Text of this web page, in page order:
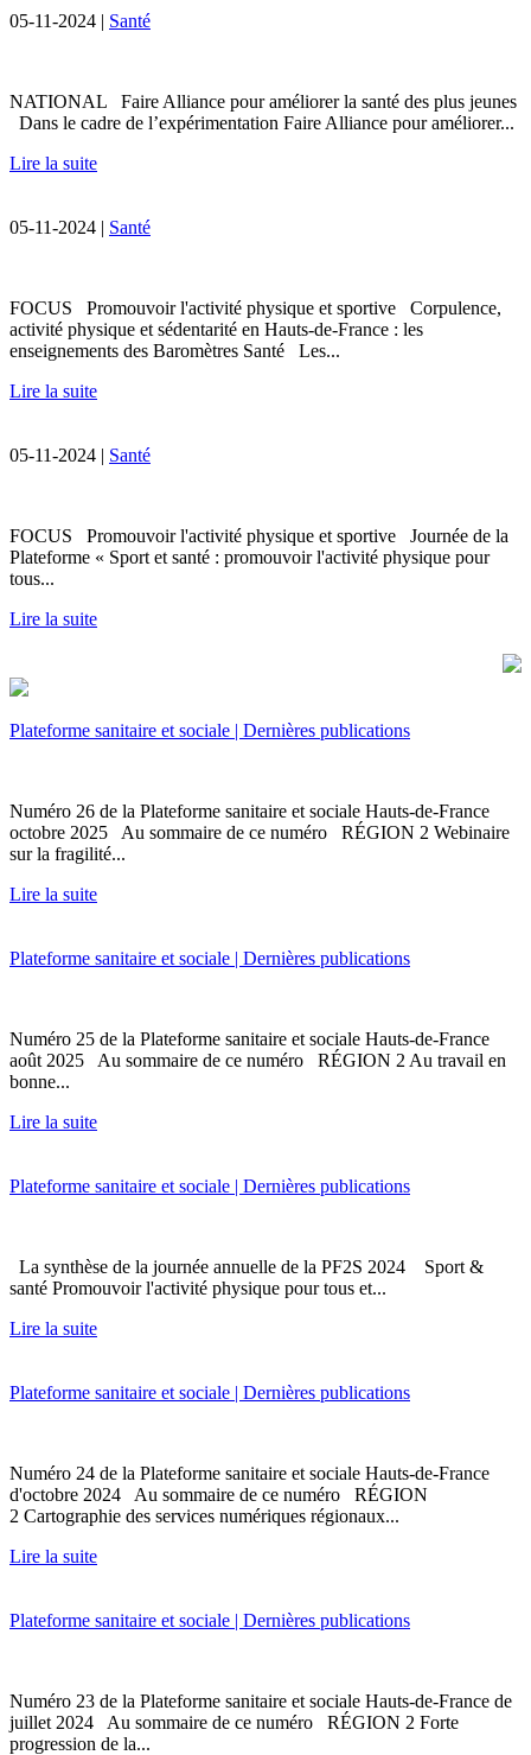
05-11-2024 | Santé
NATIONAL Faire Alliance pour améliorer la santé des plus jeunes
Dans le cadre de l’expérimentation Faire Alliance pour améliorer...
Lire la suite
05-11-2024 | Santé
FOCUS Promouvoir l'activité physique et sportive Corpulence,
activité physique et sédentarité en Hauts-de-France : les
enseignements des Baromètres Santé Les...
Lire la suite
05-11-2024 | Santé
FOCUS Promouvoir l'activité physique et sportive Journée de la
Plateforme « Sport et santé : promouvoir l'activité physique pour
tous...
Lire la suite
Plateforme sanitaire et sociale | Dernières publications
Numéro 26 de la Plateforme sanitaire et sociale Hauts-de-France
octobre 2025 Au sommaire de ce numéro RÉGION 2 Webinaire
sur la fragilité...
Lire la suite
Plateforme sanitaire et sociale | Dernières publications
Numéro 25 de la Plateforme sanitaire et sociale Hauts-de-France
août 2025 Au sommaire de ce numéro RÉGION 2 Au travail en
bonne...
Lire la suite
Plateforme sanitaire et sociale | Dernières publications
La synthèse de la journée annuelle de la PF2S 2024 Sport &
santé Promouvoir l'activité physique pour tous et...
Lire la suite
Plateforme sanitaire et sociale | Dernières publications
Numéro 24 de la Plateforme sanitaire et sociale Hauts-de-France
d'octobre 2024 Au sommaire de ce numéro RÉGION
2 Cartographie des services numériques régionaux...
Lire la suite
Plateforme sanitaire et sociale | Dernières publications
Numéro 23 de la Plateforme sanitaire et sociale Hauts-de-France de
juillet 2024 Au sommaire de ce numéro RÉGION 2 Forte
progression de la...